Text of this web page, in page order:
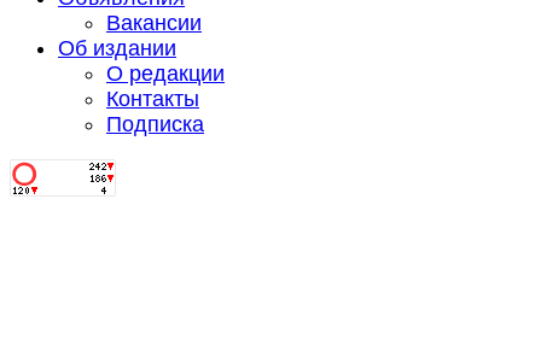
Вакансии
Об издании
О редакции
Контакты
Подписка